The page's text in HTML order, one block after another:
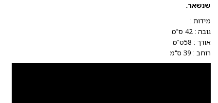
שנשאר.
מידות :
גובה : 42 ס"מ
אורך : 58ס"מ
רוחב : 39 ס"מ